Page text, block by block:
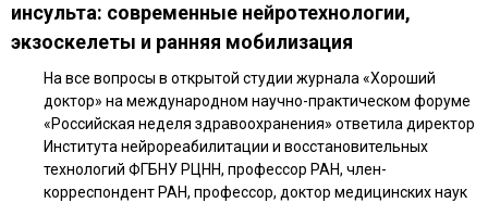
инсульта: современные нейротехнологии,
экзоскелеты и ранняя мобилизация
На все вопросы в открытой студии журнала «Хороший
доктор» на международном научно-практическом форуме
«Российская неделя здравоохранения» ответила директор
Института нейрореабилитации и восстановительных
технологий ФГБНУ РЦНН, профессор РАН, член-
корреспондент РАН, профессор, доктор медицинских наук